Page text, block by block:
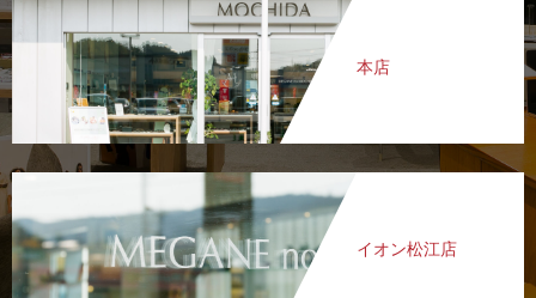
本店
イオン松江店